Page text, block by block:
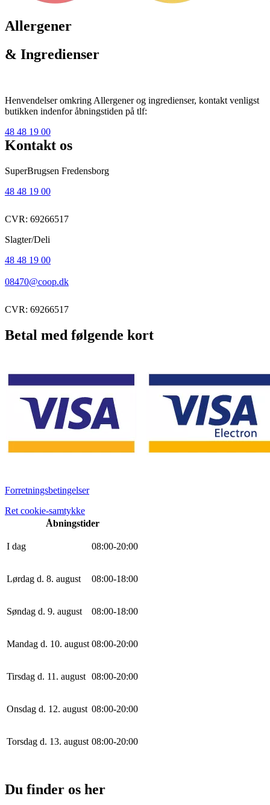
Allergener
& Ingredienser
Henvendelser omkring Allergener og ingredienser, kontakt venligst
butikken indenfor åbningstiden på tlf:
48 48 19 00
Kontakt os
SuperBrugsen Fredensborg
48 48 19 00
CVR: 69266517
Slagter/Deli
48 48 19 00
08470@coop.dk
CVR: 69266517
Betal med følgende kort
Forretningsbetingelser
Ret cookie-samtykke
Åbningstider
I dag 08:00-20:00
Lørdag d. 8. august 08:00-18:00
Søndag d. 9. august 08:00-18:00
Mandag d. 10. august 08:00-20:00
Tirsdag d. 11. august 08:00-20:00
Onsdag d. 12. august 08:00-20:00
Torsdag d. 13. august 08:00-20:00
Du finder os her